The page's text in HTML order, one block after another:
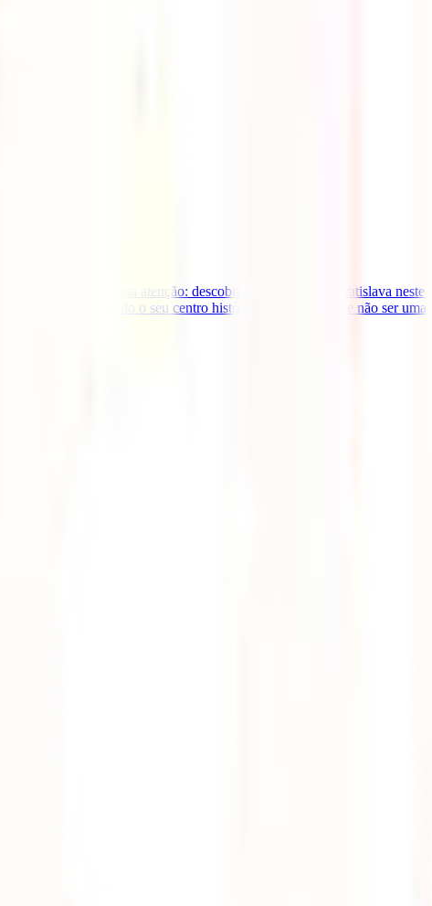
merece toda a nossa atenção: descobre os encantos de Bratislava
conhecer todo o seu centro histórico a pé. Apesar de não ser uma